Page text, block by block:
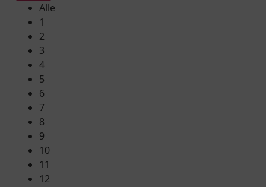
Alle
1
2
3
4
5
6
7
8
9
10
11
12